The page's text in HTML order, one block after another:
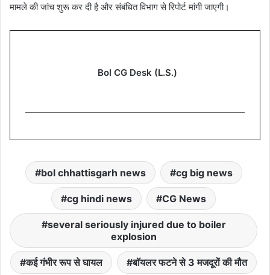
मामले की जांच शुरू कर दी है और संबंधित विभाग से रिपोर्ट मांगी जाएगी।
Bol CG Desk (L.S.)
bol chhattisgarh news cg big news
cg hindi news CG News
several seriously injured due to boiler
explosion
कई गंभीर रूप से घायल बॉयलर फटने से 3 मजदूरों की मौत